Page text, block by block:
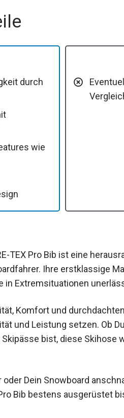
durch
wie
TEX Pro Bib ist eine
Ihre erstklassige
die in Extremsituationen
Komfort und
und Leistung setzen. Ob
bist, diese Skihose
oder Dein Snowboard
Bib bestens ausgerüstet